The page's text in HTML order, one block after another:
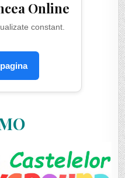
Online
constant.